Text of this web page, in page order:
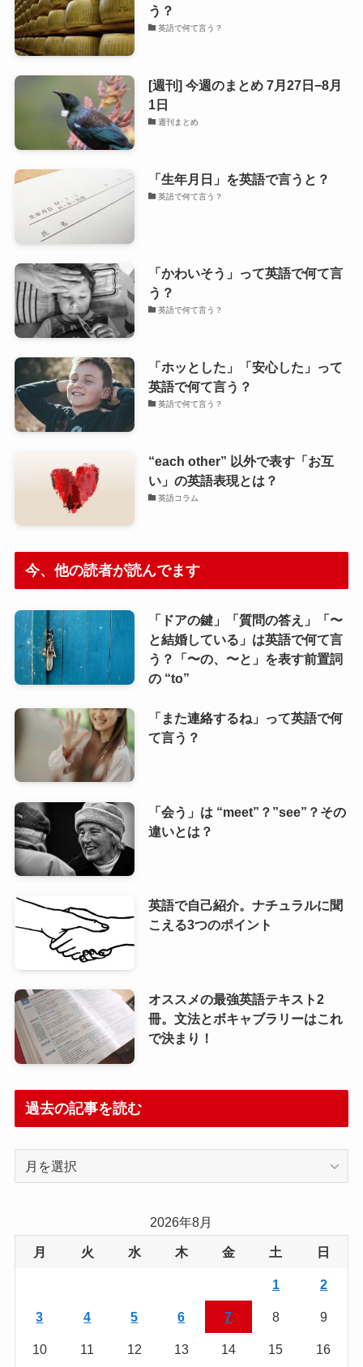
う？
英語で何て言う？
[週刊] 今週のまとめ 7月27日−8月
1日
週刊まとめ
「生年月日」を英語で言うと？
英語で何て言う？
「かわいそう」って英語で何て言
う？
英語で何て言う？
「ホッとした」「安心した」って
英語で何て言う？
英語で何て言う？
“each other” 以外で表す「お互
い」の英語表現とは？
英語コラム
今、他の読者が読んでます
「ドアの鍵」「質問の答え」「〜
と結婚している」は英語で何て言
う？「〜の、〜と」を表す前置詞
の “to”
「また連絡するね」って英語で何
て言う？
「会う」は “meet”？”see”？その
違いとは？
英語で自己紹介。ナチュラルに聞
こえる3つのポイント
オススメの最強英語テキスト2
冊。文法とボキャブラリーはこれ
で決まり！
過去の記事を読む
事
2026年8月
月 火 水 木 金 土 日
1 2
3 4 5 6 7 8 9
10 11 12 13 14 15 16